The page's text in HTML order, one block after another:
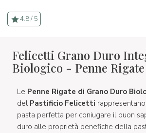
4.8 / 5
Felicetti Grano Duro
Biologico - Penne Rigate
Le Penne Rigate di Grano Duro
del Pastificio Felicetti
pasta perfetta per coniugare il buon
duro alle proprietà benefiche della